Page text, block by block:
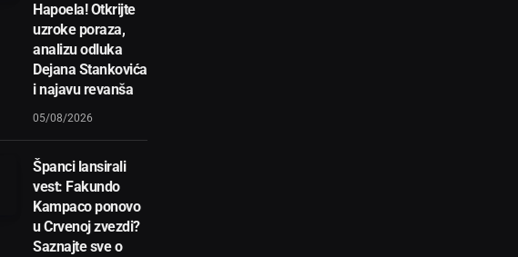
Hapoela! Otkrijte
uzroke poraza,
analizu odluka
Dejana Stankovića
i najavu revanša
05/08/2026
Španci lansirali
vest: Fakundo
Kampaco ponovo
u Crvenoj zvezdi?
Saznajte sve o